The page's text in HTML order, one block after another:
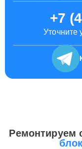
+7
Уточните
Ремонтируем